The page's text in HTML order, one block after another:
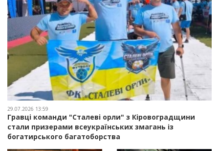
29.07.2026 13:59
Гравці команди "Сталеві орли" з Кіровоградщини
стали призерами всеукраїнських змагань із
богатирського багатоборства